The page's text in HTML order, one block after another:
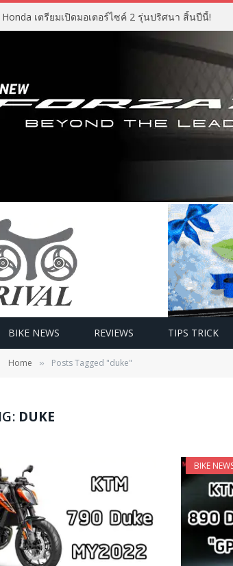
Honda เตรียมเปิดมอเตอร์ไซค์ 2 รุ่นปริศนา สิ้นปีนี้!
BIKE NEWS REVIEWS TIPS TRICK
Home » Posts Tagged "duke"
DUKE
BIKE